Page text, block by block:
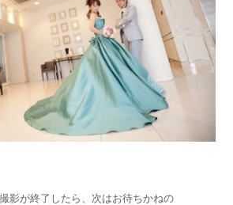
影が終了したら、次はお待ちかねの